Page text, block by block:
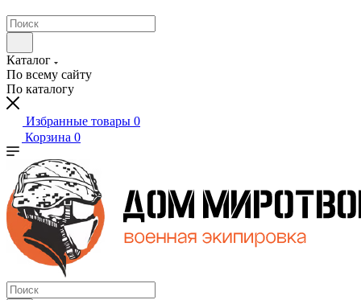
Каталог
По всему сайту
По каталогу
Избранные товары 0
Корзина 0